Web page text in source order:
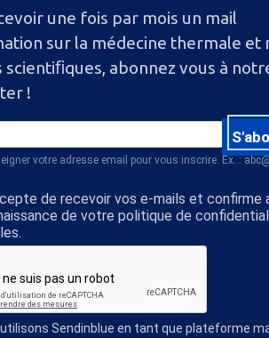
une fois par mois un mail
sur la médecine thermale et
scientiﬁques, abonnez vous à
!
votre adresse email pour vous inscrire. Ex. :
de recevoir vos e-mails et confirme
de votre politique de
utilisons Sendinblue en tant que plateforme